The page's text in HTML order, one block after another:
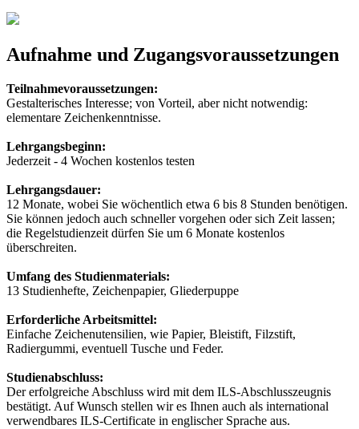
Aufnahme und Zugangsvoraussetzungen
Teilnahmevoraussetzungen:
Gestalterisches Interesse; von Vorteil, aber nicht notwendig:
elementare Zeichenkenntnisse.
Lehrgangsbeginn:
Jederzeit - 4 Wochen kostenlos testen
Lehrgangsdauer:
12 Monate, wobei Sie wöchentlich etwa 6 bis 8 Stunden benötigen.
Sie können jedoch auch schneller vorgehen oder sich Zeit lassen;
die Regelstudienzeit dürfen Sie um 6 Monate kostenlos
überschreiten.
Umfang des Studienmaterials:
13 Studienhefte, Zeichenpapier, Gliederpuppe
Erforderliche Arbeitsmittel:
Einfache Zeichenutensilien, wie Papier, Bleistift, Filzstift,
Radiergummi, eventuell Tusche und Feder.
Studienabschluss:
Der erfolgreiche Abschluss wird mit dem ILS-Abschlusszeugnis
bestätigt. Auf Wunsch stellen wir es Ihnen auch als international
verwendbares ILS-Certificate in englischer Sprache aus.